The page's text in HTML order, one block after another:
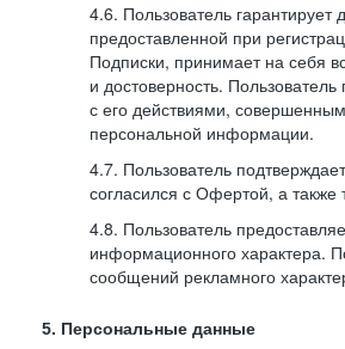
4.6. Пользователь
предоставленной при
Подписки, принимает на себя
и достоверность.
с его действиями,
персональной информации.
4.7. Пользователь
согласился с Офертой, а
4.8. Пользователь
информационного характера.
сообщений рекламного
5. Персональные данные